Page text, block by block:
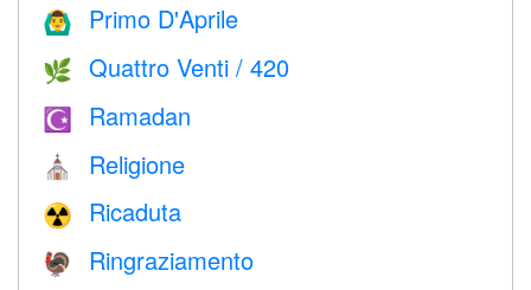
🙆‍♂️ Primo D'Aprile
🌿 Quattro Venti / 420
☪️ Ramadan
⛪️ Religione
☢️ Ricaduta
🦃 Ringraziamento